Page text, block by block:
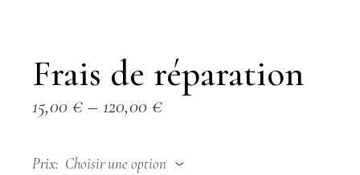
Frais de réparation
15,00 € –120,00 €
Prix Choisir une option